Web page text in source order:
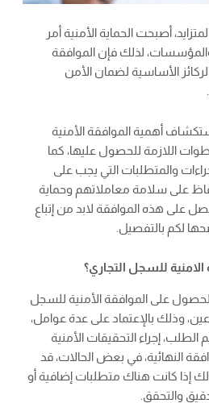
أصبحت الحماية الأمنية أمر
لذلك فإن الموافقة
الأساسية لضمان الأمن
أهمية الموافقة الأمنية
اللازمة للحصول عليها، كما
والمتطلبات التي يجب على
على سلامة معاملاتهم وحماية
على هذه الموافقة لابد من إتباع
لكم بالتفصيل.
للسجل التجاري؟
على الموافقة الأمنية للسجل
وذلك بالإعتماد على عدة عوامل،
إجراء التحقيقات الأمنية
النهائية، في بعض الحالات، قد
إذا كانت هناك متطلبات إضافية أو
والتحقق.